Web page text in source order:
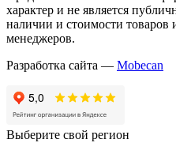
характер и не является
наличии и стоимости товаров
менеджеров.
Разработка сайта — Mobecan
Выберите свой регион